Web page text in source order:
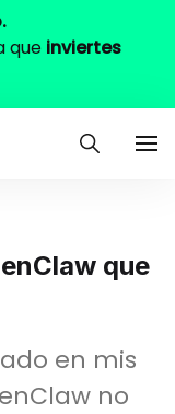
que inviertes
que
en mis
no